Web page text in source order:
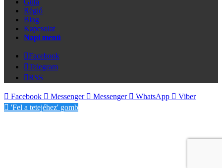
Gúta
Régió
Blog
Kapcsolat
Napi menü
Facebook
Telegram
RSS
Facebook Messenger Messenger WhatsApp
Viber
'Fel a tetejéhez' gomb